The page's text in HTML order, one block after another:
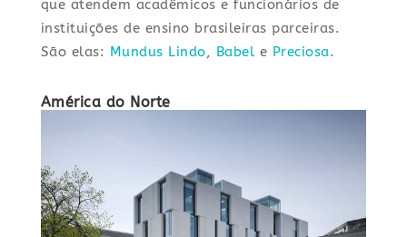
que atendem acadêmicos e funcionários de
instituições de ensino brasileiras parceiras.
São elas: Mundus Lindo, Babel e Preciosa.
América do Norte